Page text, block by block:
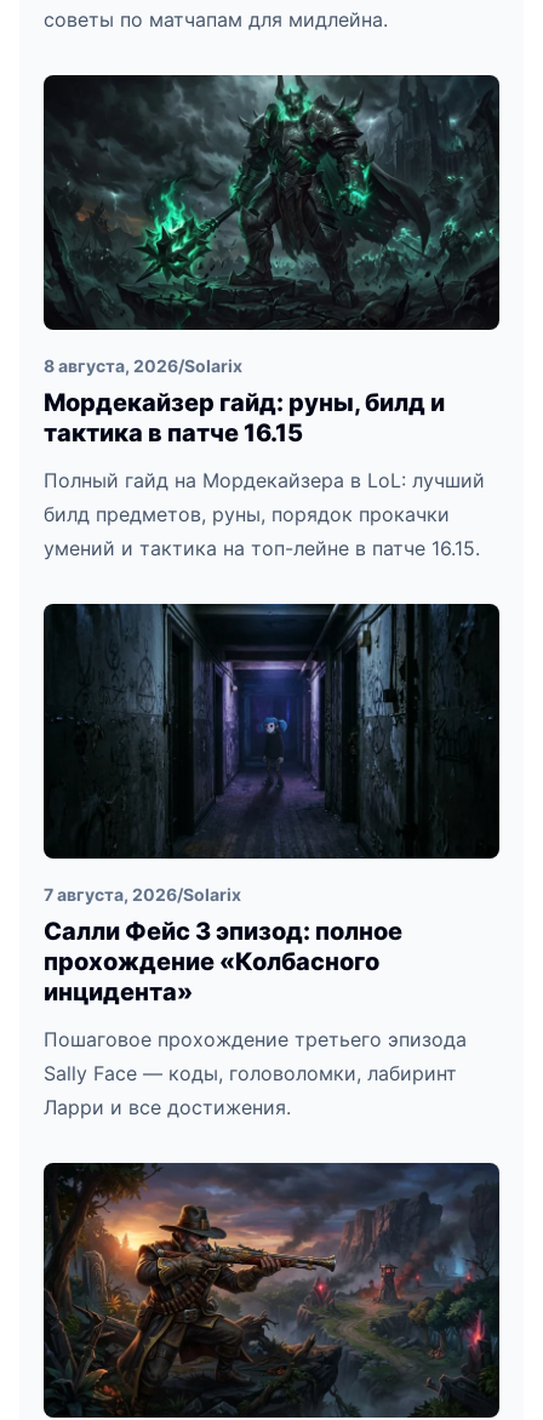
советы по матчапам для мидлейна.
8 августа, 2026/Solarix
Мордекайзер гайд: руны, билд и
тактика в патче 16.15
Полный гайд на Мордекайзера в LoL: лучший
билд предметов, руны, порядок прокачки
умений и тактика на топ-лейне в патче 16.15.
7 августа, 2026/Solarix
Салли Фейс 3 эпизод: полное
прохождение «Колбасного
инцидента»
Пошаговое прохождение третьего эпизода
Sally Face — коды, головоломки, лабиринт
Ларри и все достижения.